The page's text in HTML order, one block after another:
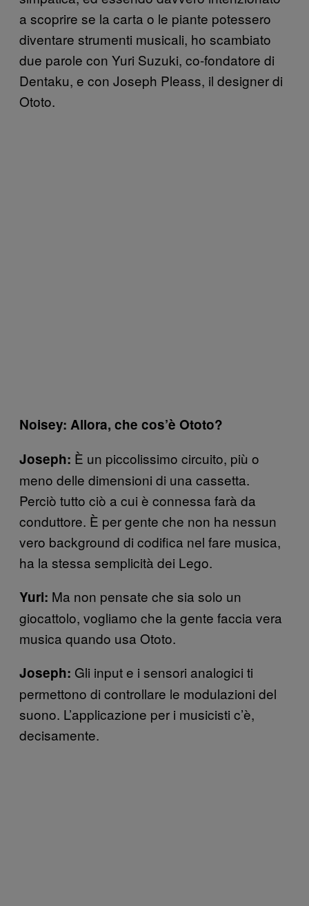
a scoprire se la carta o le piante potessero
diventare strumenti musicali, ho scambiato
due parole con Yuri Suzuki, co-fondatore di
Dentaku, e con Joseph Pleass, il designer di
Ototo.
Noisey: Allora, che cos’è Ototo?
Joseph: È un piccolissimo circuito, più o
meno delle dimensioni di una cassetta.
Perciò tutto ciò a cui è connessa farà da
conduttore. È per gente che non ha nessun
vero background di codifica nel fare musica,
ha la stessa semplicità dei Lego.
Yuri: Ma non pensate che sia solo un
giocattolo, vogliamo che la gente faccia vera
musica quando usa Ototo.
Joseph: Gli input e i sensori analogici ti
permettono di controllare le modulazioni del
suono. L’applicazione per i musicisti c’è,
decisamente.